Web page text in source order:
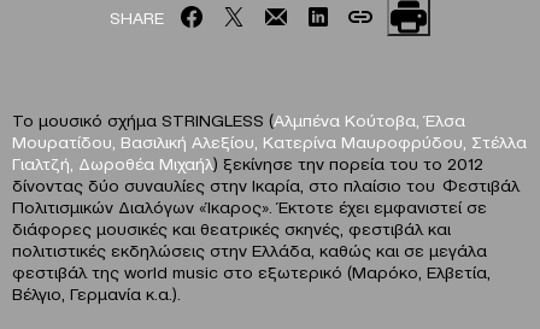
SHARE
Το μουσικό σχήμα STRINGLESS (Αλμπένα Κούτοβα, Έλσα
Μουρατίδου, Βασιλική Αλεξίου, Κατερίνα Μαυροφρύδου, Στέλλα
Γιαλτζή, Δωροθέα Μιχαήλ) ξεκίνησε την πορεία του το 2012
δίνοντας δύο συναυλίες στην Ικαρία, στο πλαίσιο του Φεστιβάλ
Πολιτισμικών Διαλόγων «Ίκαρος». Έκτοτε έχει εμφανιστεί σε
διάφορες μουσικές και θεατρικές σκηνές, φεστιβάλ και
πολιτιστικές εκδηλώσεις στην Ελλάδα, καθώς και σε μεγάλα
φεστιβάλ της world music στο εξωτερικό (Μαρόκο, Ελβετία,
Βέλγιο, Γερμανία κ.α.).